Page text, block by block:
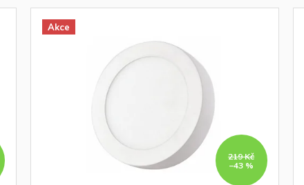
Akce
219 Kč
–43 %